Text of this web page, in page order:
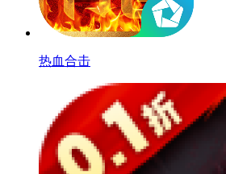
热血合击